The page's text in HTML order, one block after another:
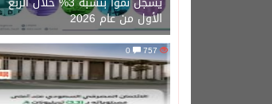
الأول من عام 2026
757
0